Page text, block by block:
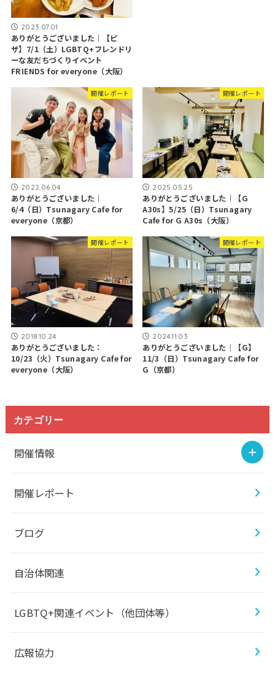
2023.07.01
ありがとうございました｜【ピ
ザ】7/1（土）LGBTQ+フレンドリ
ーな友だちづくりイベント
FRIENDS for everyone（大阪）
開催レポート
2022.06.04
ありがとうございました｜
6/4（日）Tsunagary Cafe for
everyone（京都）
開催レポート
2025.05.25
ありがとうございました｜【G
A30s】5/25（日）Tsunagary
Cafe for G A30s（大阪）
開催レポート
2018.10.24
ありがとうございました：
10/23（火）Tsunagary Cafe for
everyone（大阪）
開催レポート
2024.11.03
ありがとうございました｜【G】
11/3（日）Tsunagary Cafe for
G（京都）
カテゴリー
開催情報
開催レポート
ブログ
自治体関連
LGBTQ+関連イベント（他団体等）
広報協力